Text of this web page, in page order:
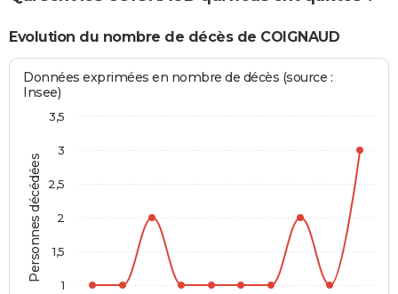
Evolution du nombre de décès de COIGNAUD
Personnes décédées
Données exprimées en nombre de décès (source :
Insee)
1
1,5
2
2,5
3
3,5